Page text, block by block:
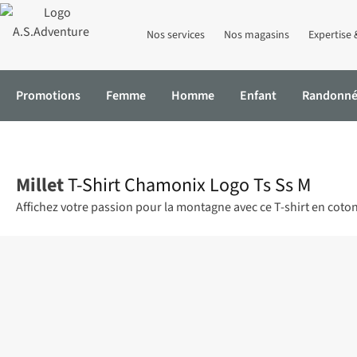
Nos services Nos magasins Expertise
Promotions Femme Homme Enfant
MilletT-Shirt Chamonix Logo Ts Ss M
Affichez votre passion pour la montagne avec ce T-shirt en